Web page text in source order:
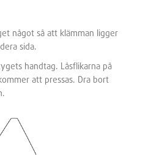
något så att klämman ligger
sida.
handtag. Låsflikarna på
att pressas. Dra bort